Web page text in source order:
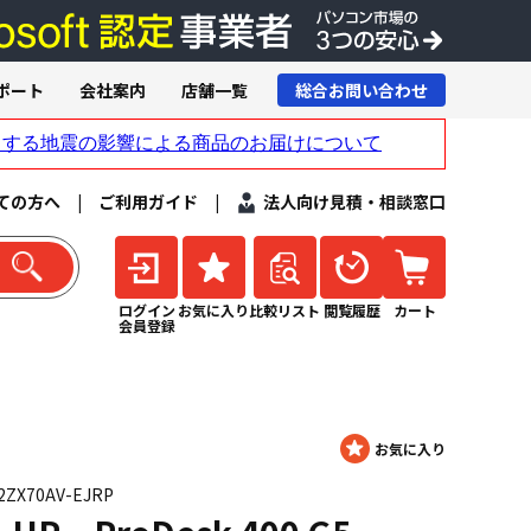
の方へ | ご利用ガイド | 法人向け見積・相談窓口
ログイン
会員登録
お気に入り 比較リスト 閲覧履歴 カート
ート 会社案内 店舗一覧 総合お問い合わせ
EJRP